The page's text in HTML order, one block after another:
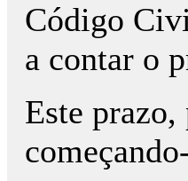
Código
a contar o
Este